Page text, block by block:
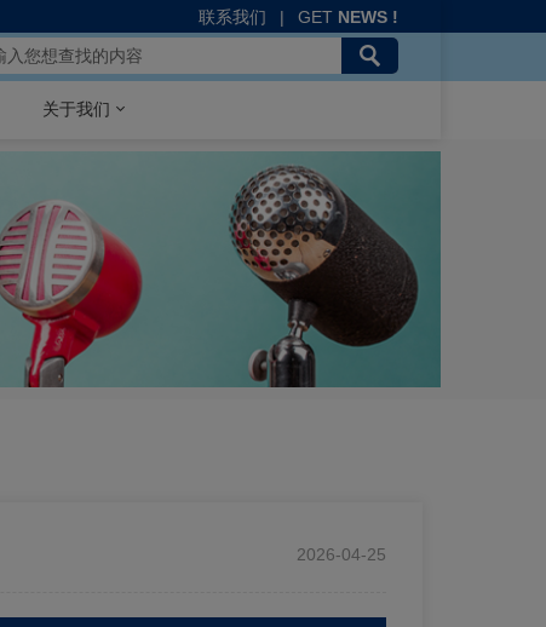
联系我们 | GET NEWS !
关于我们
2026-04-25